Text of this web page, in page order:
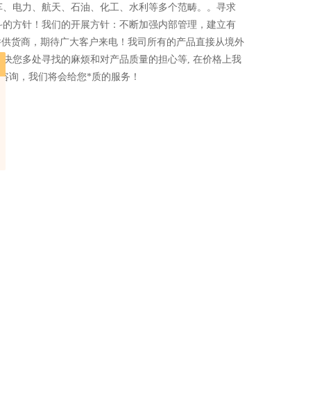
电力、航天、石油、化工、水利等多个范畴。。寻求
方针！我们的开展方针：不断加强内部管理，建立有
货商，期待广大客户来电！我司所有的产品直接从境外
您多处寻找的麻烦和对产品质量的担心等, 在价格上我
询，我们将会给您*质的服务！